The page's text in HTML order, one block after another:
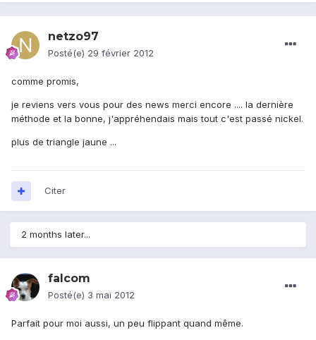
netzo97
Posté(e) 29 février 2012
comme promis,
je reviens vers vous pour des news merci encore .... la dernière
méthode et la bonne, j'appréhendais mais tout c'est passé nickel.
plus de triangle jaune ...
Citer
2 months later...
falcom
Posté(e) 3 mai 2012
Parfait pour moi aussi, un peu flippant quand même.